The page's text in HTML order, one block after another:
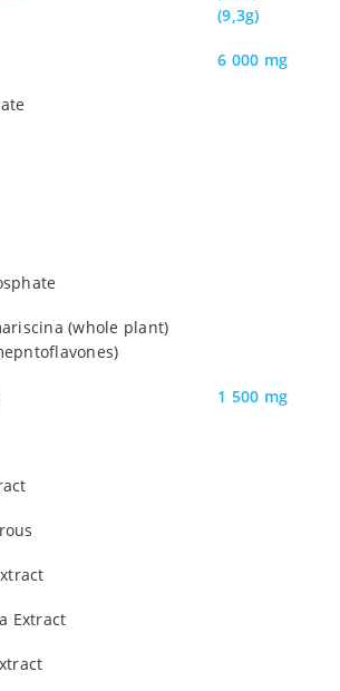
(9,3g)
6 000 mg
(whole plant)
1 500 mg
Extract